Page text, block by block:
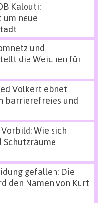
Kalouti:
um neue
und
die Weichen für
Volkert ebnet
barrierefreies und
Wie sich
Schutzräume
gefallen: Die
den Namen von Kurt